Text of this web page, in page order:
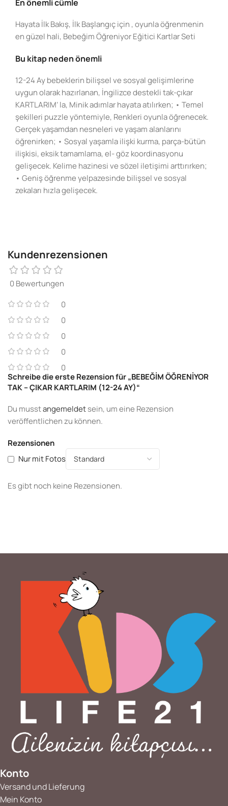
En önemli cümle
Hayata İlk Bakış, İlk Başlangıç için , oyunla öğrenmenin
en güzel hali, Bebeğim Öğreniyor Eğitici Kartlar Seti
Bu kitap neden önemli
12-24 Ay bebeklerin bilişsel ve sosyal gelişimlerine
uygun olarak hazırlanan, İngilizce destekli tak-çıkar
KARTLARIM’ la, Minik adımlar hayata atılırken; • Temel
şekilleri puzzle yöntemiyle, Renkleri oyunla öğrenecek.
Gerçek yaşamdan nesneleri ve yaşam alanlarını
öğrenirken; • Sosyal yaşamla ilişki kurma, parça-bütün
ilişkisi, eksik tamamlama, el- göz koordinasyonu
gelişecek. Kelime hazinesi ve sözel iletişimi arttırırken;
• Geniş öğrenme yelpazesinde bilişsel ve sosyal
zekaları hızla gelişecek.
Kundenrezensionen
0 Bewertungen
0
0
0
0
0
Rezensionen
Nur mit Fotos
Es gibt noch keine Rezensionen.
Schreibe die erste Rezension für „BEBEĞİM ÖĞRENİYOR
TAK – ÇIKAR KARTLARIM (12-24 AY)“
Du musstangemeldetsein, um eine Rezension
veröffentlichen zu können.
Konto
Versand und Lieferung
Mein Konto